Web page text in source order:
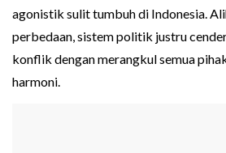
agonistik sulit tumbuh di Indonesia.
perbedaan, sistem politik justru
konflik dengan merangkul semua
harmoni.